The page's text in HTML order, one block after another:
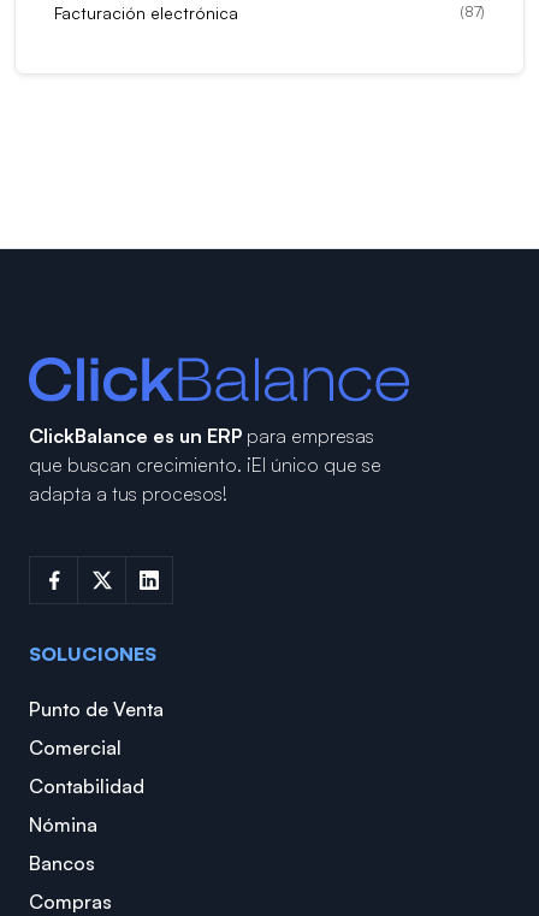
Facturación electrónica (87)
ClickBalance es un ERP para empresas
que buscan crecimiento. ¡El único que se
adapta a tus procesos!
SOLUCIONES
Punto de Venta
Comercial
Contabilidad
Nómina
Bancos
Compras